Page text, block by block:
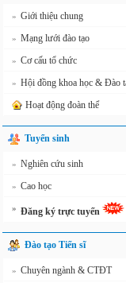
» Giới thiệu chung
» Mạng lưới đào tạo
» Cơ cấu tổ chức
» Hội đồng khoa học & Đào
Hoạt động đoàn thể
Tuyển sinh
» Nghiên cứu sinh
» Cao học
» Đăng ký trực tuyến
Đào tạo Tiến sĩ
» Chuyên ngành & CTĐT